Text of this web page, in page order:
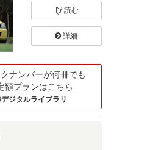
読む
詳細
ナンバーが何冊でも
額プランはこちら
ジタルライブラリ